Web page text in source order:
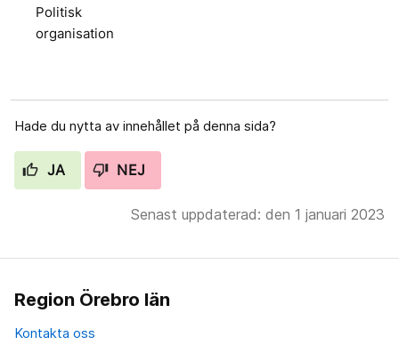
Politisk
organisation
Hade du nytta av innehållet på denna sida?
JA NEJ
Senast uppdaterad: den 1 januari 2023
Region Örebro län
Kontakta oss